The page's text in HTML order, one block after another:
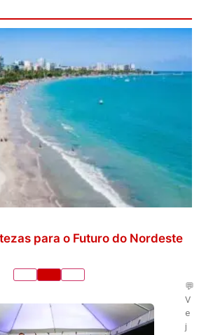
para o Futuro do Nordeste
💬
V
e
j